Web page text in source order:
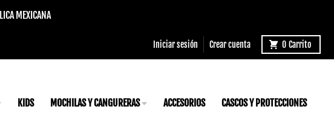
MEXICANA
Iniciar sesión Crear cuenta 0 Carrito
KIDS MOCHILAS Y CANGURERAS ACCESORIOS CASCOS Y PROTECCIONES